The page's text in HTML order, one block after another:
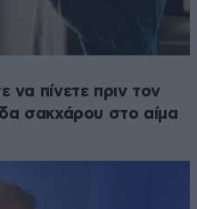
να πίνετε πριν τον
σακχάρου στο αίμα